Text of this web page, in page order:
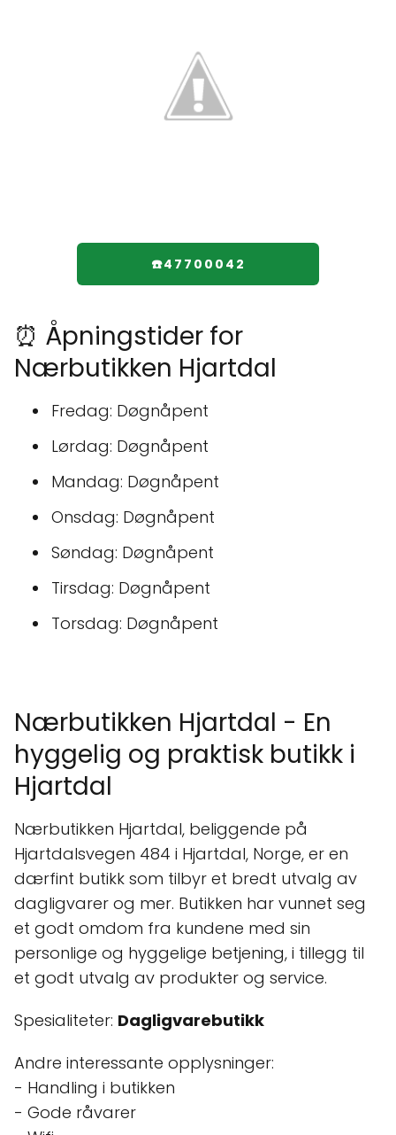
☎️47700042
⏰ Åpningstider for
Nærbutikken Hjartdal
Fredag: Døgnåpent
Lørdag: Døgnåpent
Mandag: Døgnåpent
Onsdag: Døgnåpent
Søndag: Døgnåpent
Tirsdag: Døgnåpent
Torsdag: Døgnåpent
Nærbutikken Hjartdal - En
hyggelig og praktisk butikk i
Hjartdal
Nærbutikken Hjartdal, beliggende på
Hjartdalsvegen 484 i Hjartdal, Norge, er en
dærfint butikk som tilbyr et bredt utvalg av
dagligvarer og mer. Butikken har vunnet seg
et godt omdom fra kundene med sin
personlige og hyggelige betjening, i tillegg til
et godt utvalg av produkter og service.
Spesialiteter: Dagligvarebutikk
Andre interessante opplysninger:
- Handling i butikken
- Gode råvarer